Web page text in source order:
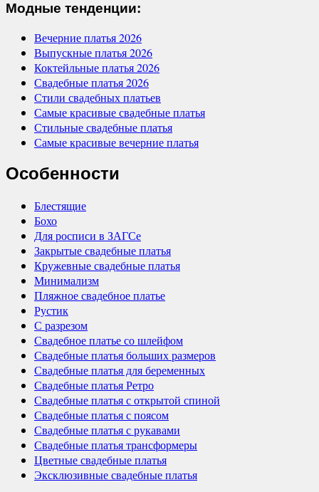
Модные тенденции:
Вечерние платья 2026
Выпускные платья 2026
Коктейльные платья 2026
Свадебные платья 2026
Стили свадебных платьев
Самые красивые свадебные платья
Стильные свадебные платья
Самые красивые вечерние платья
Особенности
Блестящие
Бохо
Для росписи в ЗАГСе
Закрытые свадебные платья
Кружевные свадебные платья
Минимализм
Пляжное свадебное платье
Рустик
С разрезом
Свадебное платье со шлейфом
Свадебные платья больших размеров
Свадебные платья для беременных
Свадебные платья Ретро
Свадебные платья с открытой спиной
Свадебные платья с поясом
Свадебные платья с рукавами
Свадебные платья трансформеры
Цветные свадебные платья
Эксклюзивные свадебные платья